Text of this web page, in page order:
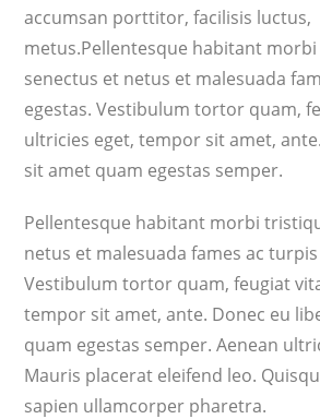
accumsan porttitor, facilisis luctus,
metus.Pellentesque habitant
senectus et netus et malesuada
egestas. Vestibulum tortor quam,
ultricies eget, tempor sit amet,
sit amet quam egestas semper.
Pellentesque habitant morbi
netus et malesuada fames ac
Vestibulum tortor quam, feugiat
tempor sit amet, ante. Donec eu
quam egestas semper. Aenean
Mauris placerat eleifend leo.
sapien ullamcorper pharetra.